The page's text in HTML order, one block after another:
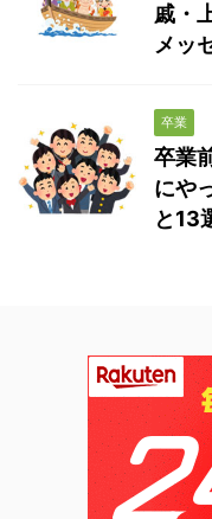
戚・
メッ
卒業
卒業
にや
と13